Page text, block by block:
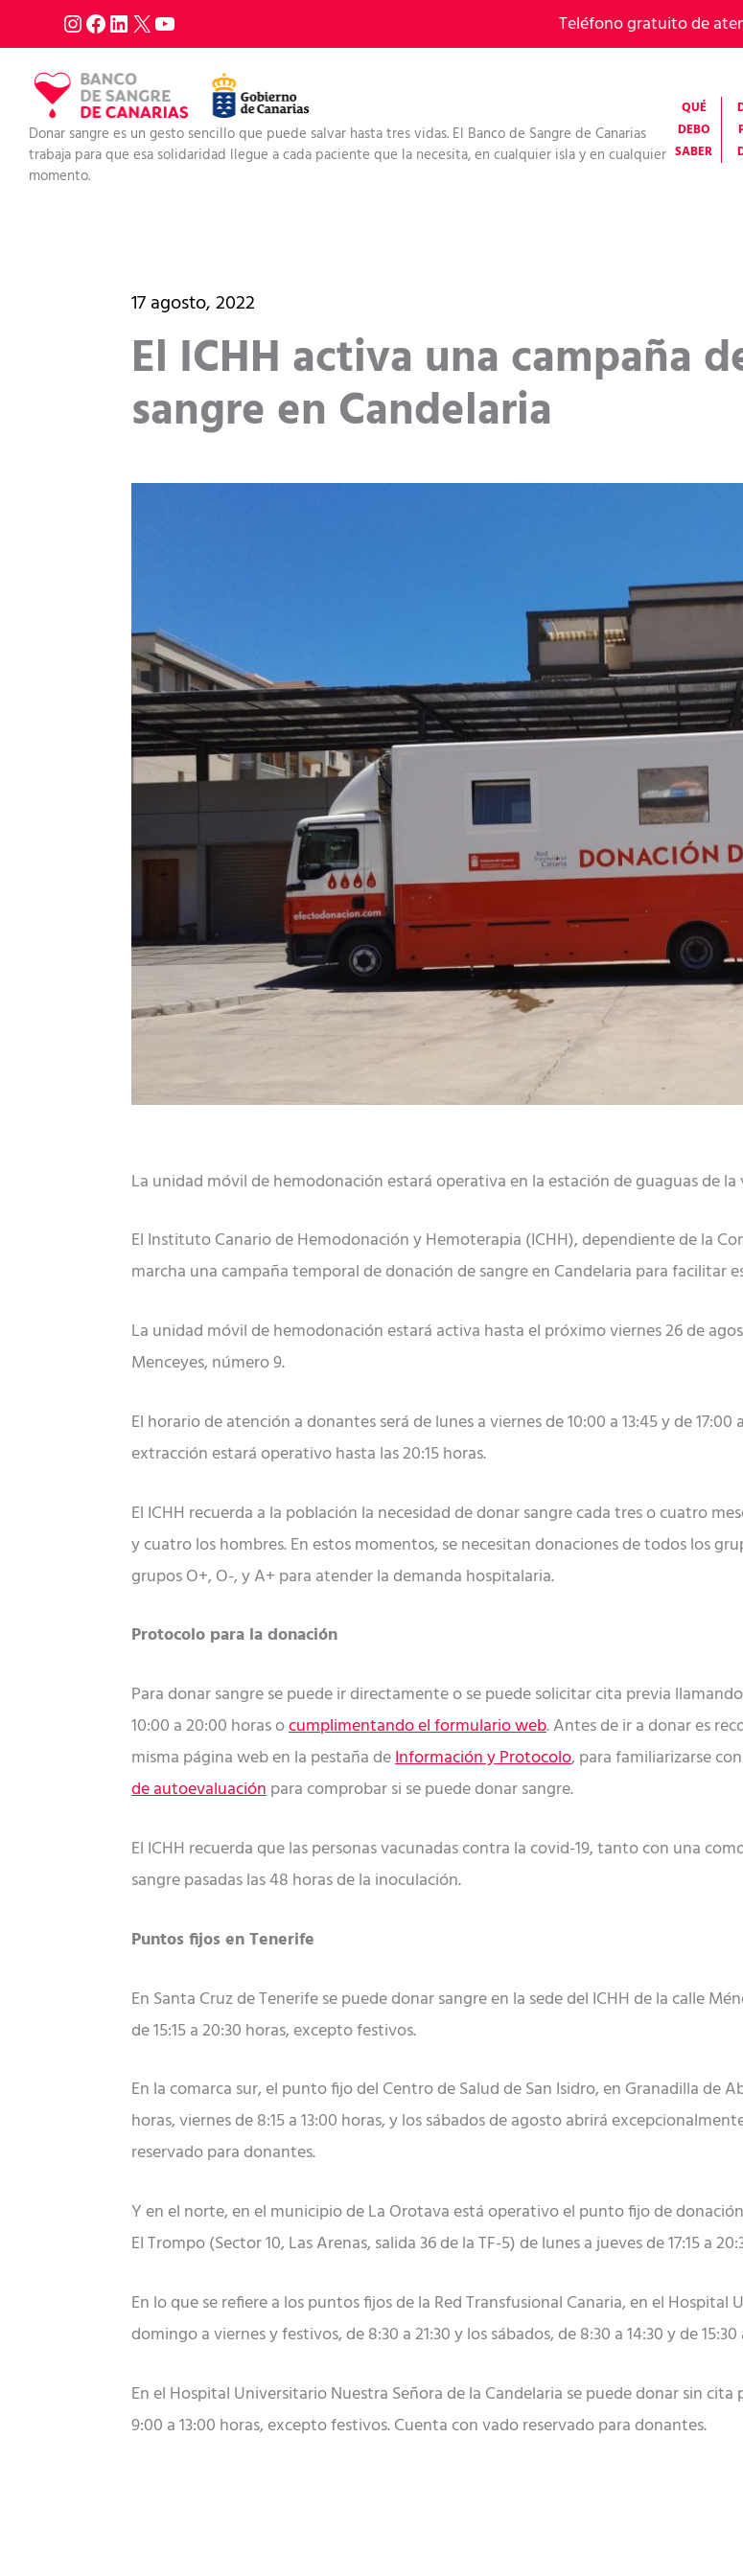
al
contenido
Teléfono gratuito de
Donar sangre es un gesto sencillo que puede salvar hasta tres vidas. El Banco de Sangre de Canarias
trabaja para que esa solidaridad llegue a cada paciente que la necesita, en cualquier isla y en cualquier
momento.
QUÉ
DEBO
SABER
17 agosto, 2022
El ICHH activa una campaña
sangre en Candelaria
La unidad móvil de hemodonación estará operativa en la estación de guaguas de
El Instituto Canario de Hemodonación y Hemoterapia (ICHH), dependiente de la
marcha una campaña temporal de donación de sangre en Candelaria para facilitar
La unidad móvil de hemodonación estará activa hasta el próximo viernes 26 de
Menceyes, número 9.
El horario de atención a donantes será de lunes a viernes de 10:00 a 13:45 y de
extracción estará operativo hasta las 20:15 horas.
El ICHH recuerda a la población la necesidad de donar sangre cada tres o cuatro
y cuatro los hombres. En estos momentos, se necesitan donaciones de todos los
grupos O+, O-, y A+ para atender la demanda hospitalaria.
Protocolo para la donación
Para donar sangre se puede ir directamente o se puede solicitar cita previa
10:00 a 20:00 horas ocumplimentando el formulario web. Antes de ir a donar es
misma página web en la pestaña deInformación y Protocolo, para familiarizarse
de autoevaluaciónpara comprobar si se puede donar sangre.
El ICHH recuerda que las personas vacunadas contra la covid-19, tanto con una
sangre pasadas las 48 horas de la inoculación.
Puntos fijos en Tenerife
En Santa Cruz de Tenerife se puede donar sangre en la sede del ICHH de la calle
de 15:15 a 20:30 horas, excepto festivos.
En la comarca sur, el punto fijo del Centro de Salud de San Isidro, en Granadilla de
horas, viernes de 8:15 a 13:00 horas, y los sábados de agosto abrirá
reservado para donantes.
Y en el norte, en el municipio de La Orotava está operativo el punto fijo de
El Trompo (Sector 10, Las Arenas, salida 36 de la TF-5) de lunes a jueves de 17:15 a
En lo que se refiere a los puntos fijos de la Red Transfusional Canaria, en el
domingo a viernes y festivos, de 8:30 a 21:30 y los sábados, de 8:30 a 14:30 y de
En el Hospital Universitario Nuestra Señora de la Candelaria se puede donar sin
9:00 a 13:00 horas, excepto festivos. Cuenta con vado reservado para donantes.